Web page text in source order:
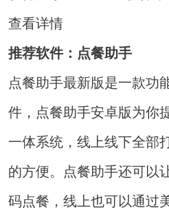
查看详情
推荐软件：点餐助手
点餐助手最新版是一款功
件，点餐助手安卓版为你
一体系统，线上线下全部
的方便。点餐助手还可以
码点餐，线上也可以通过